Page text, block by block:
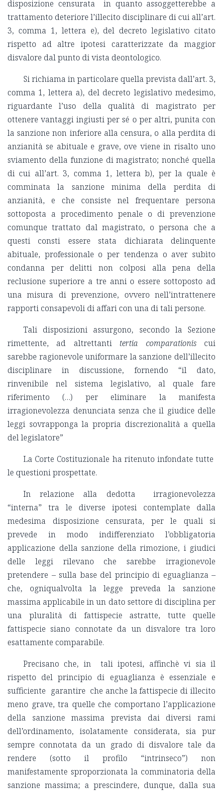
disposizione censurata in quanto assoggetterebbe a
trattamento deteriore l’illecito disciplinare di cui all’art.
3, comma 1, lettera e), del decreto legislativo citato
rispetto ad altre ipotesi caratterizzate da maggior
disvalore dal punto di vista deontologico.
Si richiama in particolare quella prevista dall’art. 3,
comma 1, lettera a), del decreto legislativo medesimo,
riguardante l’uso della qualità di magistrato per
ottenere vantaggi ingiusti per sé o per altri, punita con
la sanzione non inferiore alla censura, o alla perdita di
anzianità se abituale e grave, ove viene in risalto uno
sviamento della funzione di magistrato; nonché quella
di cui all’art. 3, comma 1, lettera b), per la quale è
comminata la sanzione minima della perdita di
anzianità, e che consiste nel frequentare persona
sottoposta a procedimento penale o di prevenzione
comunque trattato dal magistrato, o persona che a
questi consti essere stata dichiarata delinquente
abituale, professionale o per tendenza o aver subìto
condanna per delitti non colposi alla pena della
reclusione superiore a tre anni o essere sottoposto ad
una misura di prevenzione, ovvero nell’intrattenere
rapporti consapevoli di affari con una di tali persone.
Tali disposizioni assurgono, secondo la Sezione
rimettente, ad altrettanti tertia comparationiscui
sarebbe ragionevole uniformare la sanzione dell’illecito
disciplinare in discussione, fornendo “il dato,
rinvenibile nel sistema legislativo, al quale fare
riferimento (…) per eliminare la manifesta
irragionevolezza denunciata senza che il giudice delle
leggi sovrapponga la propria discrezionalità a quella
del legislatore”
La Corte Costituzionale ha ritenuto infondate tutte
le questioni prospettate.
In relazione alla dedotta irragionevolezza
“interna” tra le diverse ipotesi contemplate dalla
medesima disposizione censurata, per le quali si
prevede in modo indifferenziato l’obbligatoria
applicazione della sanzione della rimozione, i giudici
delle leggi rilevano che sarebbe irragionevole
pretendere – sulla base del principio di eguaglianza –
che, ogniqualvolta la legge preveda la sanzione
massima applicabile in un dato settore di disciplina per
una pluralità di fattispecie astratte, tutte quelle
fattispecie siano connotate da un disvalore tra loro
esattamente comparabile.
Precisano che, in tali ipotesi, affinchè vi sia il
rispetto del principio di eguaglianza è essenziale e
sufficiente garantire che anche la fattispecie di illecito
meno grave, tra quelle che comportano l’applicazione
della sanzione massima prevista dai diversi rami
dell’ordinamento, isolatamente considerata, sia pur
sempre connotata da un grado di disvalore tale da
rendere (sotto il profilo “intrinseco”) non
manifestamente sproporzionata la comminatoria della
sanzione massima; a prescindere, dunque, dalla sua